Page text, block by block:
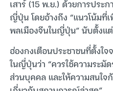
เสาร์ (15 พ.ย.) ด้วยการประ
ญี่ปุ่น โดยอ้างถึง “แนวโน้มที่
พลเมืองจีนในญี่ปุ่น” นับตั้งแ
ฮ่องกงเตือนประชาชนที่ตั้งใ
ในญี่ปุ่นว่า “ควรใช้ความระมั
ส่วนบุคคล และให้ความสนใ